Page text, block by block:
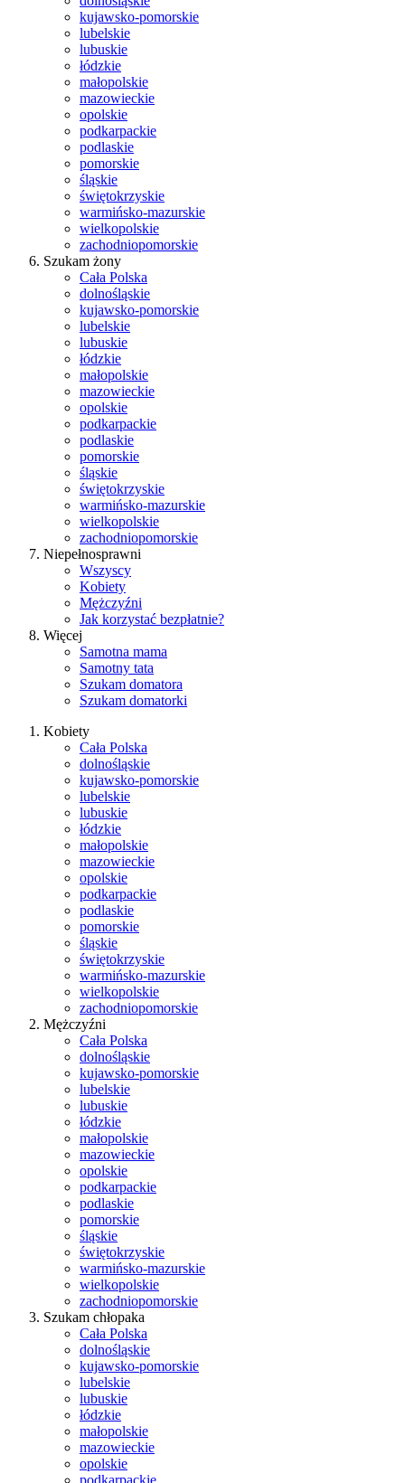
kujawsko-pomorskie
lubelskie
lubuskie
łódzkie
małopolskie
mazowieckie
opolskie
podkarpackie
podlaskie
pomorskie
śląskie
świętokrzyskie
warmińsko-mazurskie
wielkopolskie
zachodniopomorskie
Szukam żony
Cała Polska
dolnośląskie
kujawsko-pomorskie
lubelskie
lubuskie
łódzkie
małopolskie
mazowieckie
opolskie
podkarpackie
podlaskie
pomorskie
śląskie
świętokrzyskie
warmińsko-mazurskie
wielkopolskie
zachodniopomorskie
Niepełnosprawni
Wszyscy
Kobiety
Mężczyźni
Jak korzystać bezpłatnie?
Więcej
Samotna mama
Samotny tata
Szukam domatora
Szukam domatorki
Kobiety
Cała Polska
dolnośląskie
kujawsko-pomorskie
lubelskie
lubuskie
łódzkie
małopolskie
mazowieckie
opolskie
podkarpackie
podlaskie
pomorskie
śląskie
świętokrzyskie
warmińsko-mazurskie
wielkopolskie
zachodniopomorskie
Mężczyźni
Cała Polska
dolnośląskie
kujawsko-pomorskie
lubelskie
lubuskie
łódzkie
małopolskie
mazowieckie
opolskie
podkarpackie
podlaskie
pomorskie
śląskie
świętokrzyskie
warmińsko-mazurskie
wielkopolskie
zachodniopomorskie
Szukam chłopaka
Cała Polska
dolnośląskie
kujawsko-pomorskie
lubelskie
lubuskie
łódzkie
małopolskie
mazowieckie
opolskie
podkarpackie